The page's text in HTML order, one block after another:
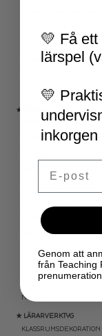
LÄSKORT FAKTA
VI SKRIVER
MATTESPIRALEN
★ SÄSONG OCH HÖGTIDER
100 SKOLDAGAR
OLYMPISKA SPELEN
TERMINSAVSLUT
SKOLSTART
FN-DAGEN
HALLOWEEN
NYÅR
★ LÄRARVERKTYG
KLASSRUMSDEKORATION
💛 Få ett
lärspel
💛
inkorgen
Genom att
från Teaching